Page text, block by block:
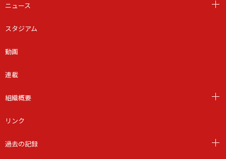
ニュース
スタジアム
動画
連載
組織概要
リンク
過去の記録